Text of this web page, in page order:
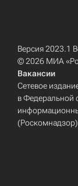
Версия 2023.1
© 2026 МИА
Вакансии
Сетевое
в Федеральной